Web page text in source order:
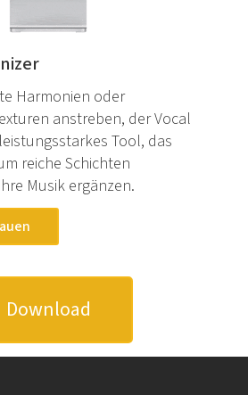
Harmonien oder
anstreben, der Vocal
Tool, das
reiche Schichten
Musik ergänzen.
Download